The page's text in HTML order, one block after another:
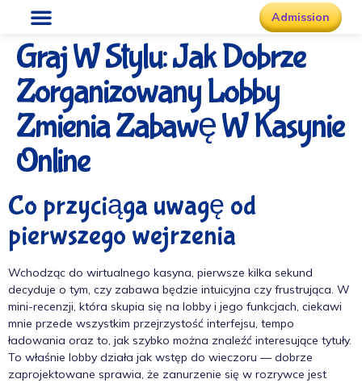
Admission
Graj W Stylu: Jak Dobrze
Zorganizowany Lobby
Zmienia Zabawę W Kasynie
Online
Co przyciąga uwagę od
pierwszego wejrzenia
Wchodząc do wirtualnego kasyna, pierwsze kilka sekund
decyduje o tym, czy zabawa będzie intuicyjna czy frustrująca. W
mini-recenzji, która skupia się na lobby i jego funkcjach, ciekawi
mnie przede wszystkim przejrzystość interfejsu, tempo
ładowania oraz to, jak szybko można znaleźć interesujące tytuły.
To właśnie lobby działa jak wstęp do wieczoru — dobrze
zaprojektowane sprawia, że zanurzenie się w rozrywce jest